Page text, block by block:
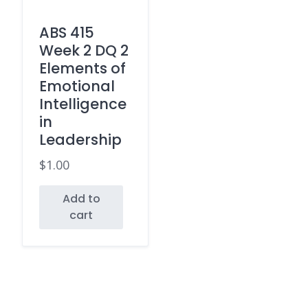
ABS 415
Week 2 DQ 2
Elements of
Emotional
Intelligence
in
Leadership
$1.00
Add to
cart